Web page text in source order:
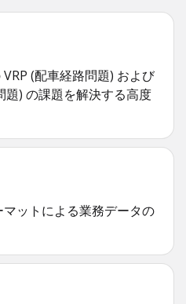
(配車経路問題) および
題) の課題を解決する高度
マットによる業務データの